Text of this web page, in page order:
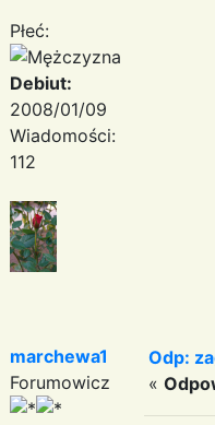
Płeć:
Debiut:
2008/01/09
Wiadomości:
112
marchewa1
Forumowicz
Odp:
«